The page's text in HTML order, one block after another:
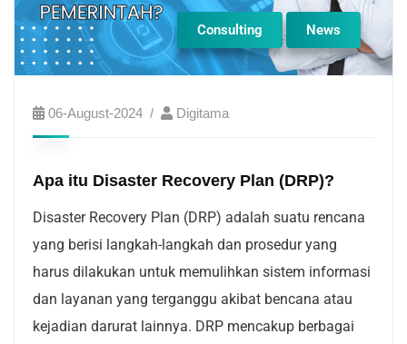
Consulting News
06-August-2024 Digitama
Apa itu Disaster Recovery Plan (DRP)?
Disaster Recovery Plan (DRP) adalah suatu rencana
yang berisi langkah-langkah dan prosedur yang
harus dilakukan untuk memulihkan sistem informasi
dan layanan yang terganggu akibat bencana atau
kejadian darurat lainnya. DRP mencakup berbagai